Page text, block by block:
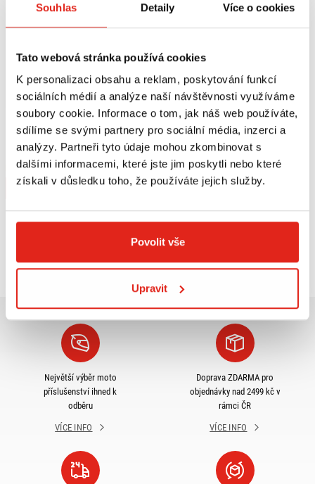
Souhlas Detaily Více o cookies
Tato webová stránka používá cookies
K personalizaci obsahu a reklam, poskytování funkcí
sociálních médií a analýze naší návštěvnosti využíváme
soubory cookie. Informace o tom, jak náš web používáte,
sdílíme se svými partnery pro sociální média, inzerci a
analýzy. Partneři tyto údaje mohou zkombinovat s
dalšími informacemi, které jste jim poskytli nebo které
získali v důsledku toho, že používáte jejich služby.
Povolit vše
Upravit
1 809 Kč s DPH
GIVI PLEXI KYMCO PEOPLE GTI
443A
Na objednávku
Koupit
Prohlédli jste si3 z3produktů
Největší výběr moto
příslušenství ihned k
odběru
VÍCE INFO
Doprava ZDARMA pro
objednávky nad 2499 kč v
rámci ČR
VÍCE INFO